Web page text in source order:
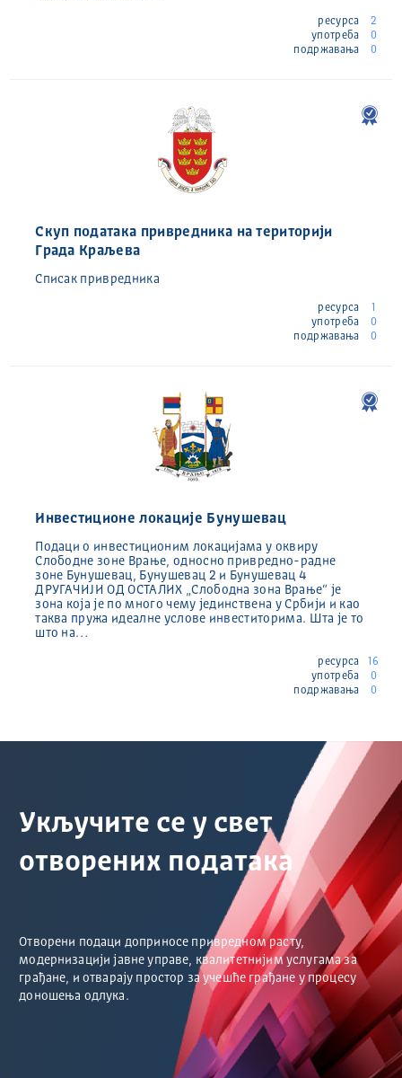
ресурса
2
употреба
0
подржавања
0
Скуп података привредника на територији
Града Краљева
Списак привредника
ресурса
1
употреба
0
подржавања
0
Инвестиционе локације Бунушевац
Подаци о инвестиционим локацијама у оквиру
Слободне зоне Врање, односно привредно-радне
зоне Бунушевац, Бунушевац 2 и Бунушевац 4
ДРУГАЧИЈИ ОД ОСТАЛИХ „Слободна зона Врање“ је
зона која је по много чему јединствена у Србији и као
таква пружа идеалне услове инвеститорима. Шта је то
што на…
ресурса
16
употреба
0
подржавања
0
Укључите се у свет
отворених података
Отворени подаци доприносе привредном расту,
модернизацији јавне управе, квалитетнијим услугама за
грађане, и отварају простор за учешће грађане у процесу
доношења одлука.